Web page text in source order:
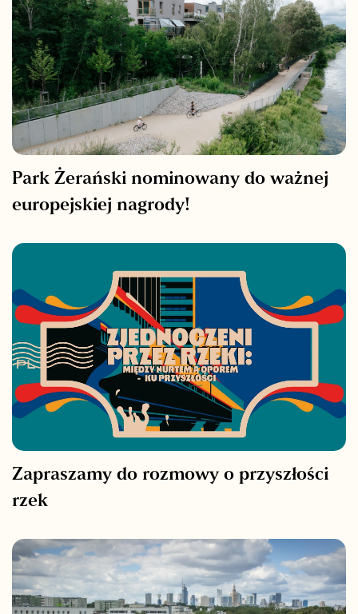
Park Żerański nominowany do ważnej
europejskiej nagrody!
Zapraszamy do rozmowy o przyszłości
rzek